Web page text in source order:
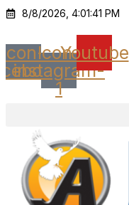
Ir
o
conteúdo
8/8/2026, 4:01:41 PM
Icon-Icon-
instagram-
1
Youtube